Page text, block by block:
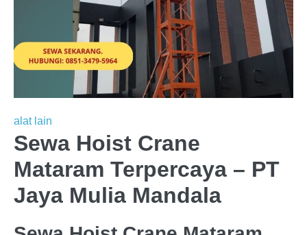
alat lain
Sewa Hoist Crane
Mataram Terpercaya – PT
Jaya Mulia Mandala